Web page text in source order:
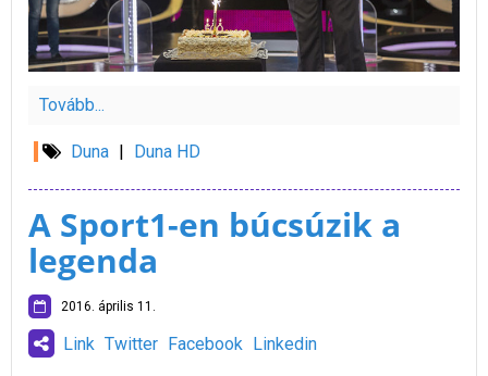
Tovább...
Duna | Duna HD
A Sport1-en búcsúzik a
legenda
2016. április 11.
Link Twitter Facebook Linkedin